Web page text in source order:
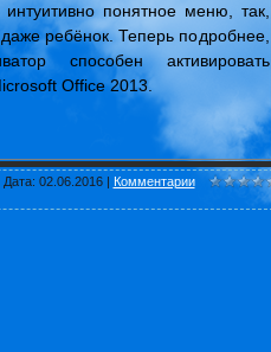
понятное меню, так,
даже ребёнок. Теперь подробнее,
способен активировать
Office 2013.
Дата: 02.06.2016
Комментарии